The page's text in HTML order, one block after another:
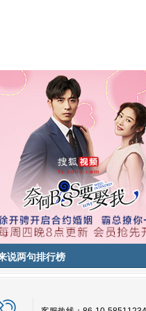
说两句排行榜